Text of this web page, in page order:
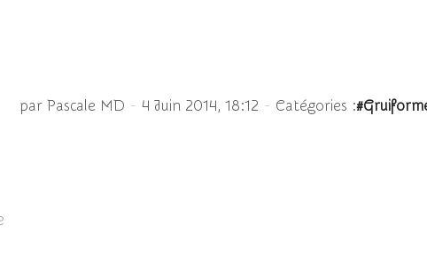
par Pascale MD - 4 Juin 2014, 18:12 - Catégories :